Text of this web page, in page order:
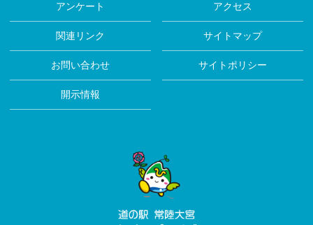
アンケート
アクセス
関連リンク サイトマップ
お問い合わせ サイトポリシー
開示情報